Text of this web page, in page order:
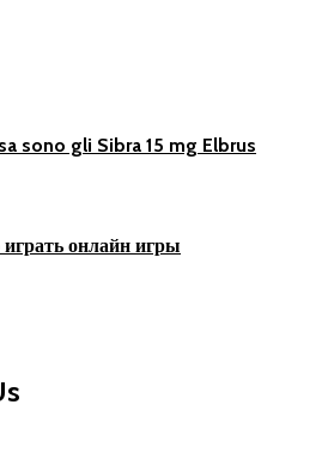
sono gli Sibra 15 mg Elbrus
онлайн игры